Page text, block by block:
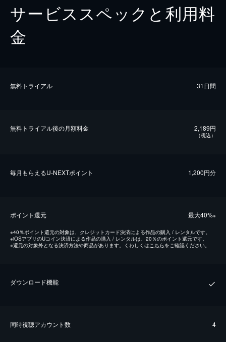
サービススペックと利用料
金
無料トライアル 31日間
無料トライアル後の⽉額料金 2,189円
（税込）
毎⽉もらえるU-NEXTポイント 1,200円分
ポイント還元 最⼤40%※
※40％ポイント還元の対象は、クレジットカード決済による作品の購入 / レンタルです。
※iOSアプリのUコイン決済による作品の購入 / レンタルは、20％のポイント還元です。
※還元の対象外となる決済方法や商品があります。くわしくはこちらをご確認ください。
ダウンロード機能
同時視聴アカウント数 4